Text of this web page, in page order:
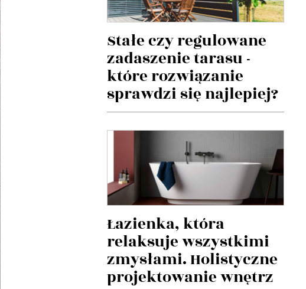
Stałe czy regulowane
zadaszenie tarasu -
które rozwiązanie
sprawdzi się najlepiej?
Łazienka, która
relaksuje wszystkimi
zmysłami. Holistyczne
projektowanie wnętrz